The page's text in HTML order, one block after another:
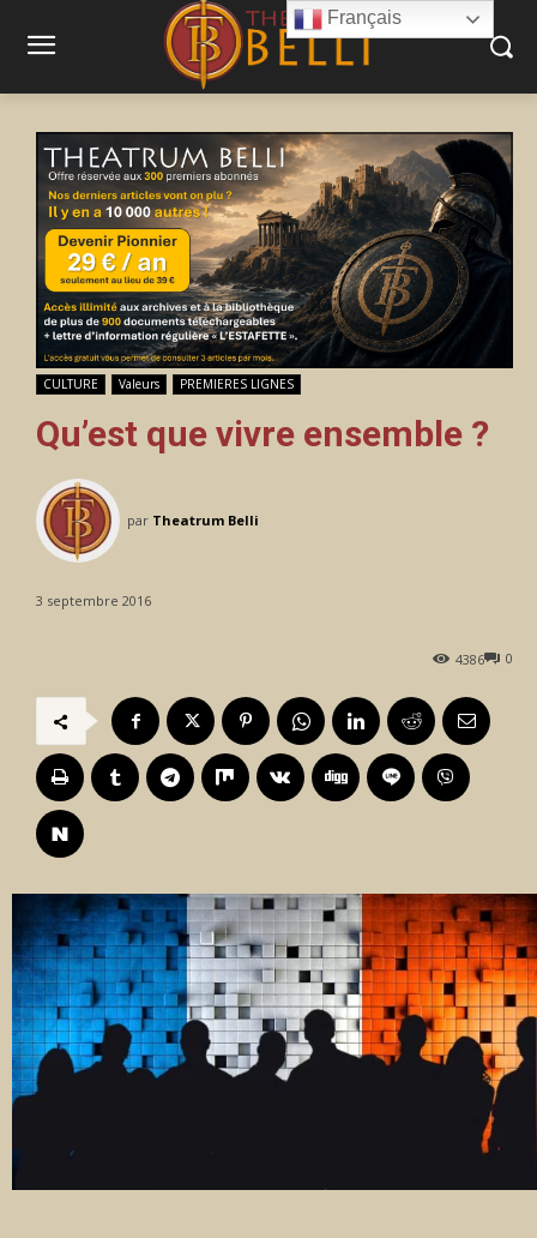
CULTURE Valeurs PREMIERES LIGNES
Qu’est que vivre ensemble ?
par Theatrum Belli
3 septembre 2016
0
4386
Français